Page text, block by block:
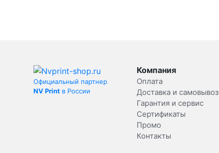
Официальный партнер
NV Print в России
Компания
Оплата
Доставка и самовывоз
Гарантия и сервис
Сертификаты
Промо
Контакты